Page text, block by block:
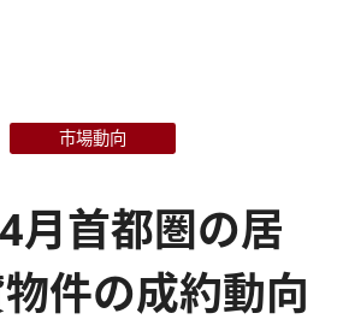
事業所・グループ会社
沿革
サステナビリティ
調査データ
ランキング
消費者向け不動産情報サービス
不動産業務支援サービス
キャリア採用情報
障がい者採用情報
市場動向
月首都圏の居
件の成約動向